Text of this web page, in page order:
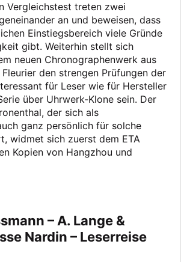
Vergleichstest treten zwei
an und beweisen, dass
Einstiegsbereich viele Gründe
gibt. Weiterhin stellt sich
neuen Chronographenwerk aus
den strengen Prüfungen der
für Leser wie für Hersteller
über Uhrwerk-Klone sein. Der
der sich als
ganz persönlich für solche
widmet sich zuerst dem ETA
Kopien von Hangzhou und
– A. Lange &
Nardin – Leserreise